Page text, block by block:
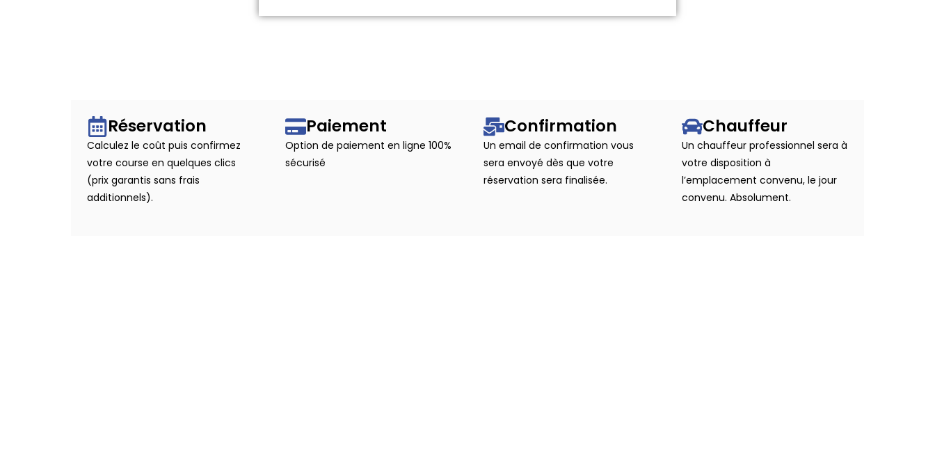
Réservation
Calculez le coût puis confirmez
votre course en quelques clics
(prix garantis sans frais
additionnels).
Paiement
Option de paiement en ligne 100%
sécurisé
Confirmation
Un email de confirmation vous
sera envoyé dès que votre
réservation sera finalisée.
Chauffeur
Un chauffeur professionnel sera à
votre disposition à
l’emplacement convenu, le jour
convenu. Absolument.